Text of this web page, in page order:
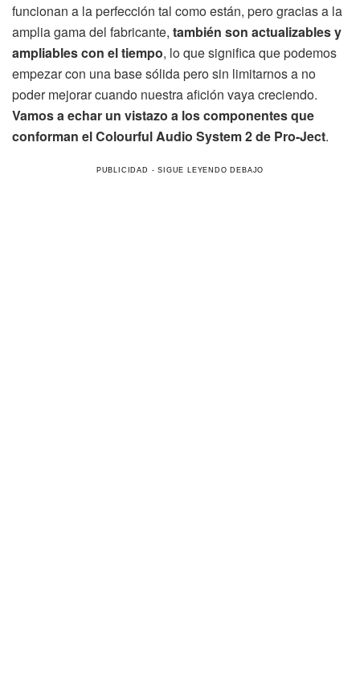
funcionan a la perfección tal como están, pero gracias a la
amplia gama del fabricante, también son actualizables y
ampliables con el tiempo, lo que significa que podemos
empezar con una base sólida pero sin limitarnos a no
poder mejorar cuando nuestra afición vaya creciendo.
Vamos a echar un vistazo a los componentes que
conforman el Colourful Audio System 2 de Pro-Ject.